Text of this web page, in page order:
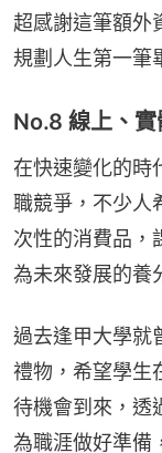
超感謝這筆額外
規劃人生第一筆
No.8 線上、實
在快速變化的時
職競爭，不少人
次性的消費品，
為未來發展的養
過去逢甲大學就
禮物，希望學生
待機會到來，透
為職涯做好準備